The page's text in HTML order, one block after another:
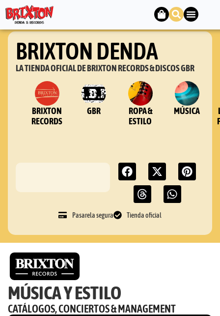
BRIXTON DENDA
LA TIENDA OFICIAL DE BRIXTON RECORDS & DISCOS GBR
BRIXTON
RECORDS
GBR
ROPA &
ESTILO
MÚSICA
Pasarela segura Tienda oficial
MÚSICA Y ESTILO
CATÁLOGOS, CONCIERTOS & MANAGEMENT